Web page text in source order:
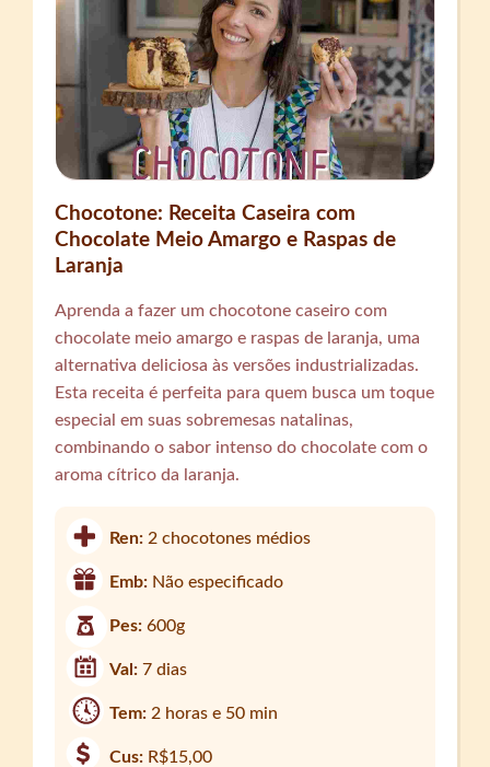
Chocotone: Receita Caseira com
Chocolate Meio Amargo e Raspas de
Laranja
Aprenda a fazer um chocotone caseiro com
chocolate meio amargo e raspas de laranja, uma
alternativa deliciosa às versões industrializadas.
Esta receita é perfeita para quem busca um toque
especial em suas sobremesas natalinas,
combinando o sabor intenso do chocolate com o
aroma cítrico da laranja.
Ren: 2 chocotones médios
Emb: Não especificado
Pes:600g
Val:7 dias
Tem: 2 horas e 50 min
Cus: R$15,00